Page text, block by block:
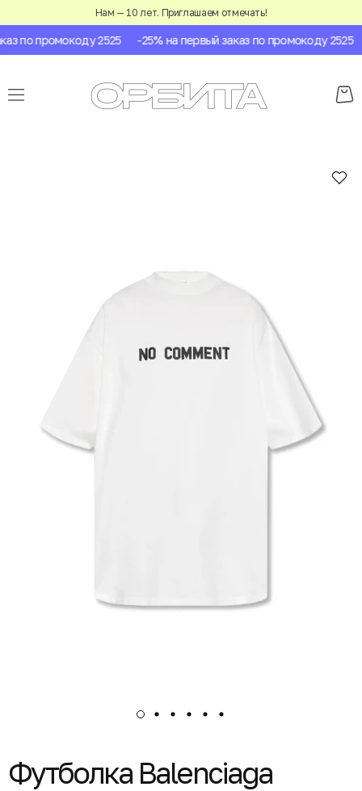
Нам — 10 лет. Приглашаем отмечать!
по промокоду 2525 -25% на первый заказ по промокоду 2525
Футболка Balenciaga